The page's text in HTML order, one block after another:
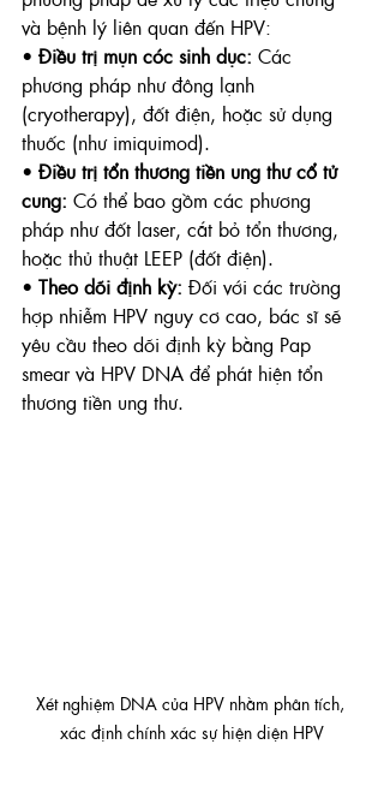
và bệnh lý liên quan đến HPV:
• Điều trị mụn cóc sinh dục: Các
phương pháp như đông lạnh
(cryotherapy), đốt điện, hoặc sử dụng
thuốc (như imiquimod).
• Điều trị tổn thương tiền ung thư cổ tử
cung: Có thể bao gồm các phương
pháp như đốt laser, cắt bỏ tổn thương,
hoặc thủ thuật LEEP (đốt điện).
• Theo dõi định kỳ: Đối với các trường
hợp nhiễm HPV nguy cơ cao, bác sĩ sẽ
yêu cầu theo dõi định kỳ bằng Pap
smear và HPV DNA để phát hiện tổn
thương tiền ung thư.
Xét nghiệm DNA của HPV nhằm phân tích,
xác định chính xác sự hiện diện HPV